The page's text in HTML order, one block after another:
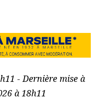
- Dernière mise à
à 18h11